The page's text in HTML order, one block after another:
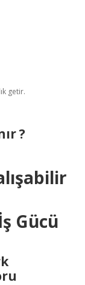
getir.
?
Gücü